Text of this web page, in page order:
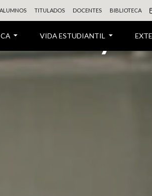
VIDA ESTUDIANTIL
ALUMNOS TITULADOS DOCENTES BIBLIOTECA
y